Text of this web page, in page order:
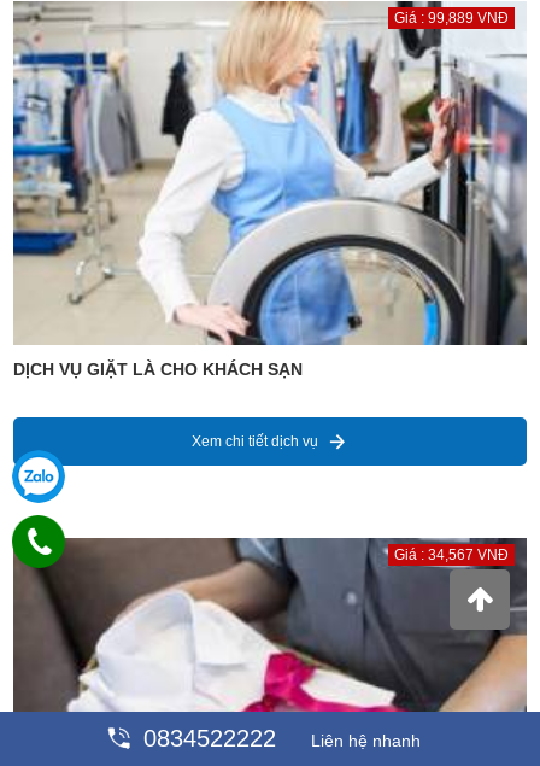
Giá : 99,889 VNĐ
DỊCH VỤ GIẶT LÀ CHO KHÁCH SẠN
Xem chi tiết dịch vụ
Giá : 34,567 VNĐ
0834522222 Liên hệ nhanh